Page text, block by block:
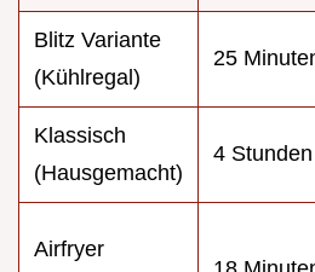
Blitz Variante
(Kühlregal)
25
Klassisch
(Hausgemacht)
4 Stunden
Airfryer